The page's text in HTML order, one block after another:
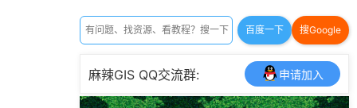
百度一下 搜Google
麻辣GIS QQ交流群: 申请加入